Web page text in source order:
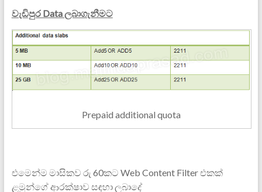
වැඩිපුර Data ලබාගැනීමට
Prepaid additional quota
එමෙන්ම මාසිකව රු 60කට Web Content Filter එකක්
ළමුන්ගේ ආරක්ෂාව සඳහා ලබාදේ